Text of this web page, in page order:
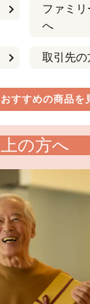
ファミ
へ
取引先の
すすめの商品を
上の方へ